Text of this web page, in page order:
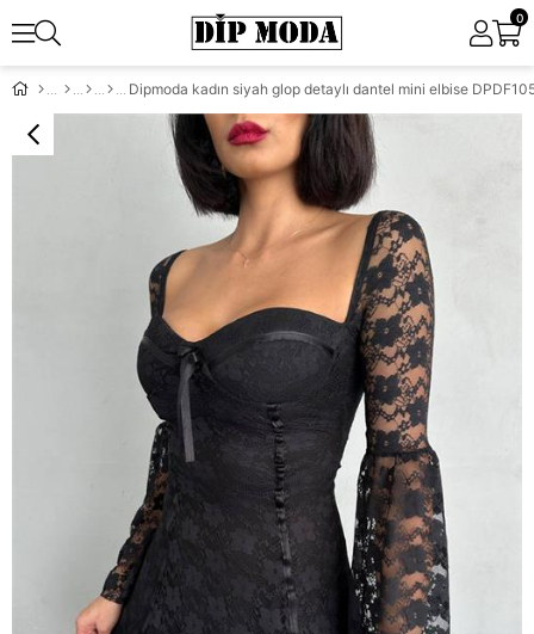
0
Dipmoda kadın siyah glop detaylı dantel mini elbise